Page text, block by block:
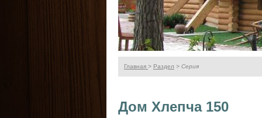
Главная > Раздел > Серия
Дом Хлепча 150